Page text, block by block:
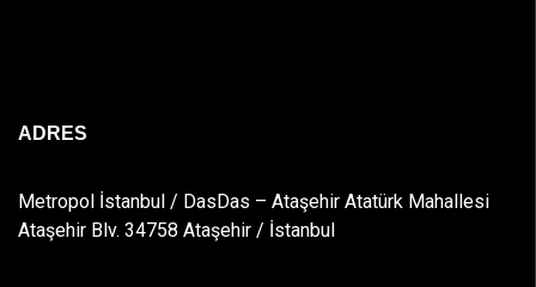
ADRES
Metropol İstanbul / DasDas – Ataşehir Atatürk Mahallesi
Ataşehir Blv. 34758 Ataşehir / İstanbul